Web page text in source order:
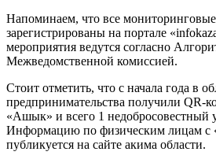
Напоминаем, что все
зарегистрированы на портале
мероприятия ведутся согласно
Межведомственной комиссией.
Стоит отметить, что с начала года в
предпринимательства получили QR-
«Ашык» и всего 1 недобросовестный
Информацию по физическим лицам с
публикуется на сайте акима области.